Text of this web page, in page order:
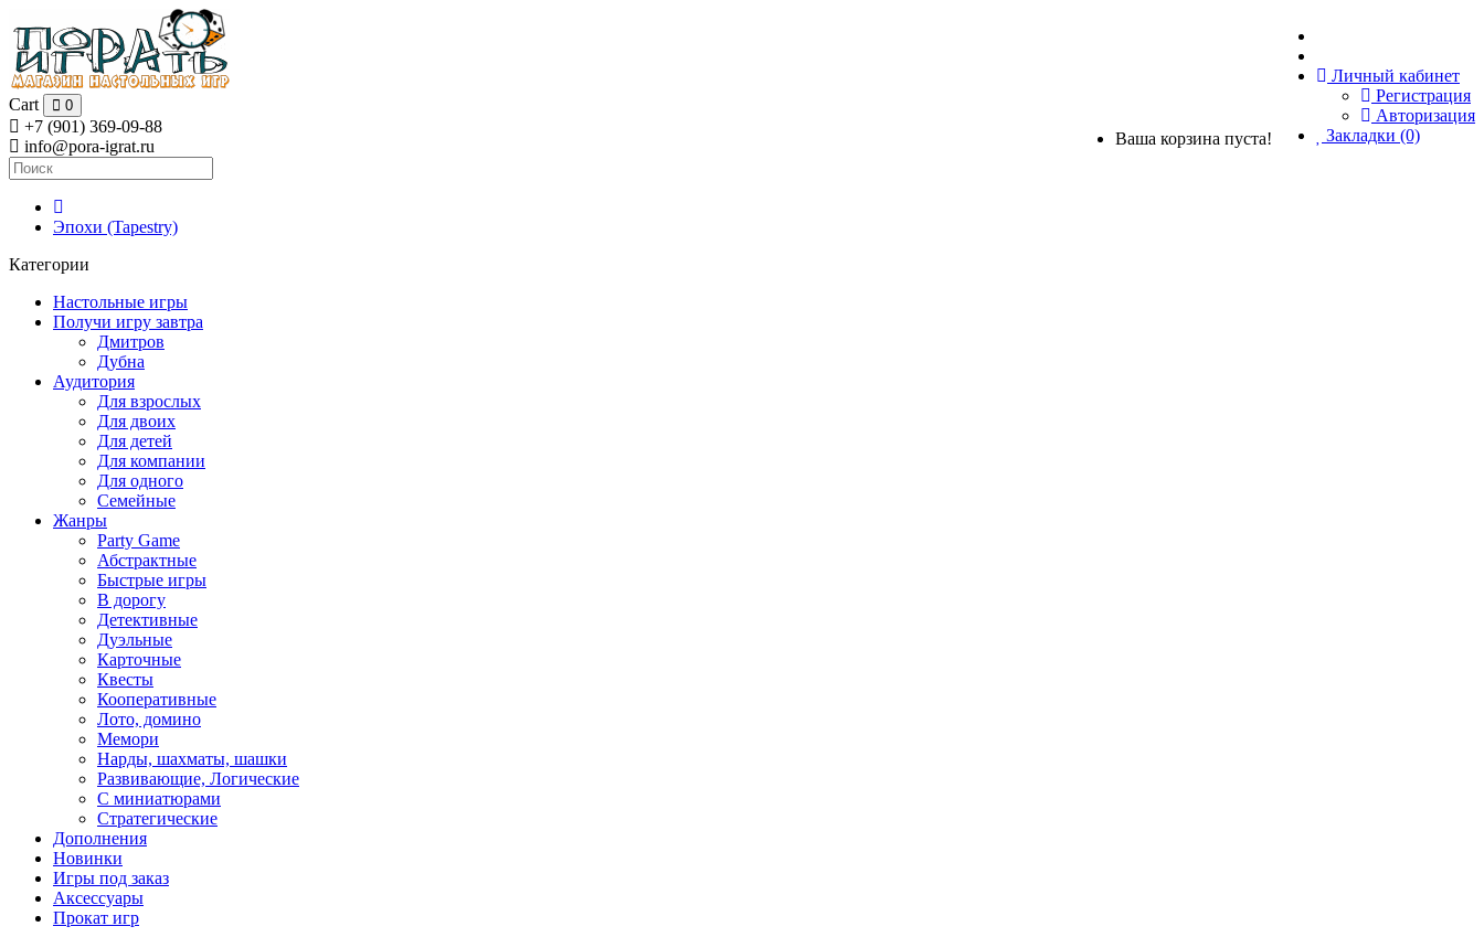
Личный кабинет
Регистрация
Авторизация
Закладки (0)
Cart 0
Ваша корзина пуста!
+7 (901) 369-09-88
info@pora-igrat.ru
Эпохи (Tapestry)
Категории
Настольные игры
Получи игру завтра
Дмитров
Дубна
Аудитория
Для взрослых
Для двоих
Для детей
Для компании
Для одного
Семейные
Жанры
Party Game
Абстрактные
Быстрые игры
В дорогу
Детективные
Дуэльные
Карточные
Квесты
Кооперативные
Лото, домино
Мемори
Нарды, шахматы, шашки
Развивающие, Логические
С миниатюрами
Стратегические
Дополнения
Новинки
Игры под заказ
Аксессуары
Прокат игр